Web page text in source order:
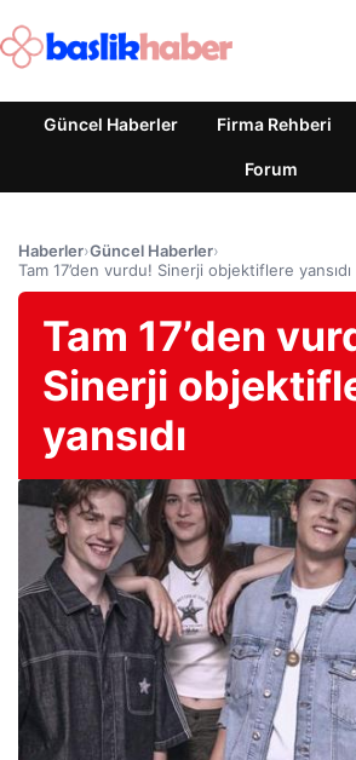
Güncel Haberler Firma Rehberi
Forum
Haberler›Güncel Haberler›
Tam 17’den vurdu! Sinerji objektiflere yansıdı
Tam 17’den
Sinerji
yansıdı